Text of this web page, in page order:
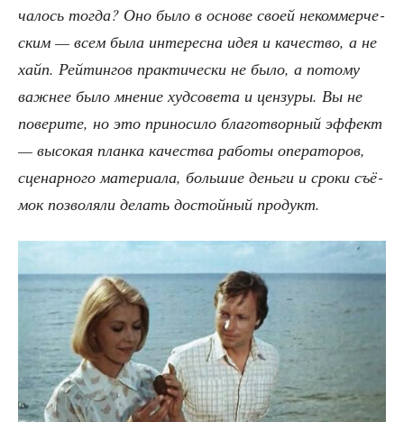
ча­лось тогда? Оно было в осно­ве сво­ей неком­мер­че­
ским — всем была инте­рес­на идея и каче­ство, а не
хайп. Рей­тин­гов прак­ти­че­ски не было, а пото­му
важ­нее было мне­ние худ­со­ве­та и цен­зу­ры. Вы не
пове­ри­те, но это при­но­си­ло бла­го­твор­ный эффект
— высо­кая план­ка каче­ства рабо­ты опе­ра­то­ров,
сце­нар­но­го мате­ри­а­ла, боль­шие день­ги и сро­ки съё­
мок поз­во­ля­ли делать достой­ный продукт.